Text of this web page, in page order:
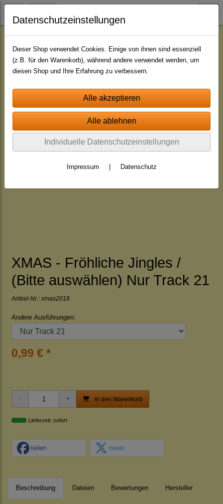
XMAS - Fröhliche Jingles /
(Bitte auswählen) Nur Track 21
Artikel-Nr.: xmas2018
Andere Ausführungen:
0,99 € *
in den Warenkorb
Lieferzeit: sofort
teilen tweet
Beschreibung Dateien Bewertungen Hersteller
Datenschutzeinstellungen
Dieser Shop verwendet Cookies. Einige von ihnen sind essenziell
(z.B. für den Warenkorb), während andere verwendet werden, um
diesen Shop und Ihre Erfahrung zu verbessern.
Individuelle Datenschutzeinstellungen
Impressum Datenschutz